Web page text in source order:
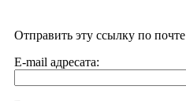
Отправить эту ссылку по почте
E-mail адресата: